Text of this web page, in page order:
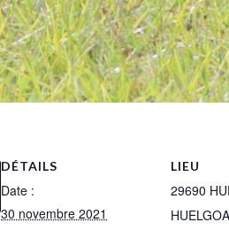
DÉTAILS
Date :
30 novembre 2021
LIEU
29690